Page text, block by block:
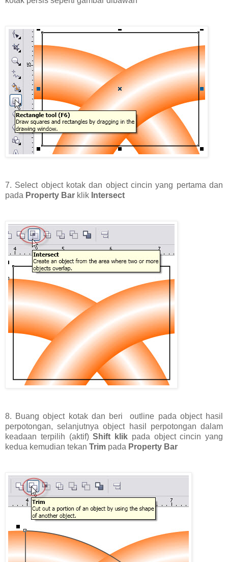
7. Select object kotak dan object cincin yang pertama dan
pada Property Bar klik Intersect
8. Buang object kotak dan beri outline pada object hasil
perpotongan, selanjutnya object hasil perpotongan dalam
keadaan terpilih (aktif)Shift klik pada object cincin yang
kedua kemudian tekan Trim pada Property Bar